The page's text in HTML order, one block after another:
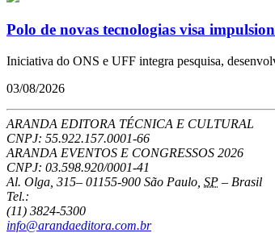
Polo de novas tecnologias visa
Iniciativa do ONS e UFF integra pesquisa,
03/08/2026
ARANDA EDITORA TÉCNICA E CULTURAL
CNPJ: 55.922.157.0001-66
ARANDA EVENTOS E CONGRESSOS 2026
CNPJ: 03.598.920/0001-41
Al. Olga, 315– 01155-900 São Paulo SP – Brasil
Tel.:
(11) 3824-5300
info@arandaeditora.com.br